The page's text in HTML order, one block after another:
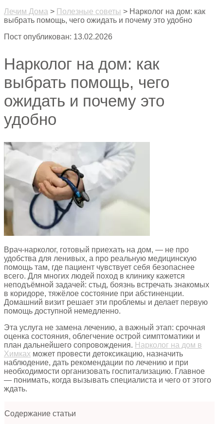
Лечим Дома > Полезные советы > Нарколог на дом: как
выбрать помощь, чего ожидать и почему это удобно
Пост опубликован: 13.02.2026
Нарколог на дом: как
выбрать помощь, чего
ожидать и почему это
удобно
Врач-нарколог, готовый приехать на дом, — не про
удобства для ленивых, а про реальную медицинскую
помощь там, где пациент чувствует себя безопаснее
всего. Для многих людей поход в клинику кажется
неподъёмной задачей: стыд, боязнь встречать знакомых
в коридоре, тяжёлое состояние при абстиненции.
Домашний визит решает эти проблемы и делает первую
помощь доступной немедленно.
Эта услуга не замена лечению, а важный этап: срочная
оценка состояния, облегчение острой симптоматики и
план дальнейшего сопровождения. Нарколог на дом в
Химках может провести детоксикацию, назначить
наблюдение, дать рекомендации по лечению и при
необходимости организовать госпитализацию. Главное
— понимать, когда вызывать специалиста и чего от этого
ждать.
Содержание статьи